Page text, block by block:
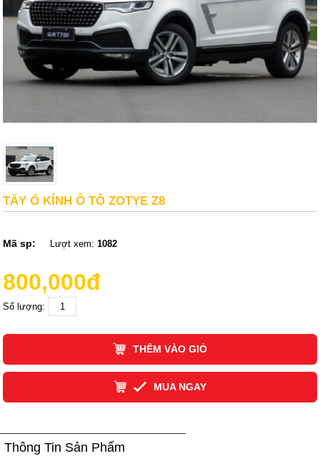
TẨY Ố KÍNH Ô TÔ ZOTYE Z8
Mã sp: Lượt xem:1082
800,000đ
Số lượng:
THÊM VÀO GIỎ
MUA NGAY
Thông Tin Sản Phẩm